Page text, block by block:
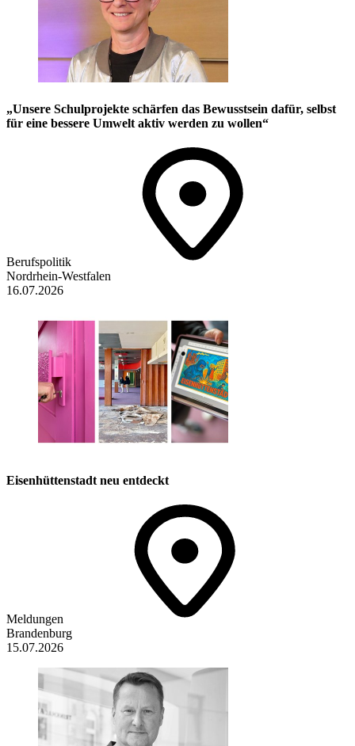
„Unsere Schulprojekte schärfen das Bewusstsein dafür, selbst
für eine bessere Umwelt aktiv werden zu wollen“
Berufspolitik
Nordrhein-Westfalen
16.07.2026
Eisenhüttenstadt neu entdeckt
Meldungen
Brandenburg
15.07.2026